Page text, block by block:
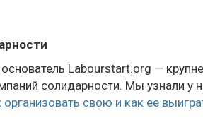
Labourstart.org —
солидарности. Мы узнали у
организовать свою и как ее